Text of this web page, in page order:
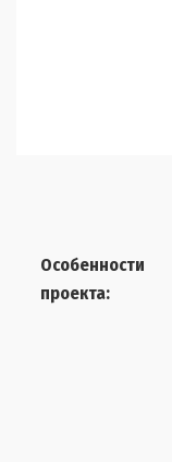
Особенности
проекта: